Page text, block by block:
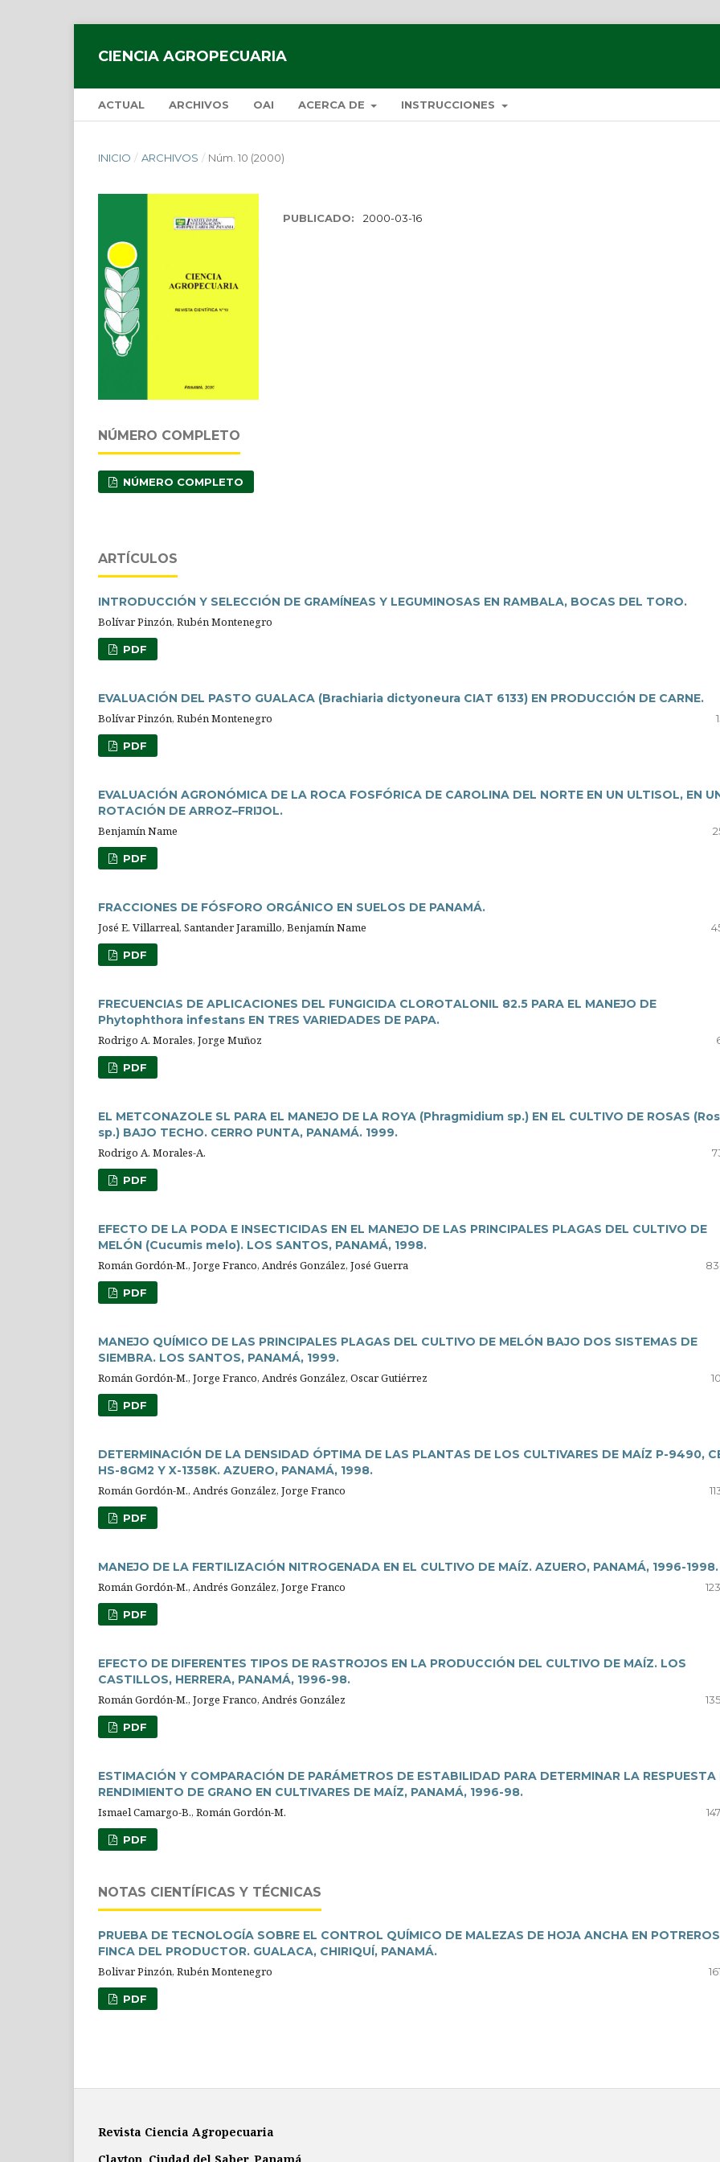
CIENCIA AGROPECUARIA
ACTUAL ARCHIVOS OAI ACERCA DE INSTRUCCIONES
INICIO / ARCHIVOS / Núm. 10 (2000)
PUBLICADO: 2000-03-16
NÚMERO COMPLETO
NÚMERO COMPLETO
ARTÍCULOS
INTRODUCCIÓN Y SELECCIÓN DE GRAMÍNEAS Y LEGUMINOSAS EN RAMBALA, BOCAS DEL TORO.
Bolívar Pinzón, Rubén Montenegro
PDF
EVALUACIÓN DEL PASTO GUALACA (Brachiaria dictyoneura CIAT 6133) EN PRODUCCIÓN DE CARNE.
Bolívar Pinzón, Rubén Montenegro
PDF
EVALUACIÓN AGRONÓMICA DE LA ROCA FOSFÓRICA DE CAROLINA DEL NORTE EN UN ULTISOL, EN
ROTACIÓN DE ARROZ–FRIJOL.
Benjamín Name
PDF
FRACCIONES DE FÓSFORO ORGÁNICO EN SUELOS DE PANAMÁ.
José E. Villarreal, Santander Jaramillo, Benjamín Name
PDF
FRECUENCIAS DE APLICACIONES DEL FUNGICIDA CLOROTALONIL 82.5 PARA EL MANEJO DE
Phytophthora infestans EN TRES VARIEDADES DE PAPA.
Rodrigo A. Morales, Jorge Muñoz
PDF
EL METCONAZOLE SL PARA EL MANEJO DE LA ROYA (Phragmidium sp.) EN EL CULTIVO DE ROSAS
sp.) BAJO TECHO. CERRO PUNTA, PANAMÁ. 1999.
Rodrigo A. Morales-A.
PDF
EFECTO DE LA PODA E INSECTICIDAS EN EL MANEJO DE LAS PRINCIPALES PLAGAS DEL CULTIVO DE
MELÓN (Cucumis melo). LOS SANTOS, PANAMÁ, 1998.
Román Gordón-M., Jorge Franco, Andrés González, José Guerra
PDF
MANEJO QUÍMICO DE LAS PRINCIPALES PLAGAS DEL CULTIVO DE MELÓN BAJO DOS SISTEMAS DE
SIEMBRA. LOS SANTOS, PANAMÁ, 1999.
Román Gordón-M., Jorge Franco, Andrés González, Oscar Gutiérrez
PDF
DETERMINACIÓN DE LA DENSIDAD ÓPTIMA DE LAS PLANTAS DE LOS CULTIVARES DE MAÍZ P-9490,
HS-8GM2 Y X-1358K. AZUERO, PANAMÁ, 1998.
Román Gordón-M., Andrés González, Jorge Franco
PDF
MANEJO DE LA FERTILIZACIÓN NITROGENADA EN EL CULTIVO DE MAÍZ. AZUERO, PANAMÁ, 1996-1998.
Román Gordón-M., Andrés González, Jorge Franco
PDF
EFECTO DE DIFERENTES TIPOS DE RASTROJOS EN LA PRODUCCIÓN DEL CULTIVO DE MAÍZ. LOS
CASTILLOS, HERRERA, PANAMÁ, 1996-98.
Román Gordón-M., Jorge Franco, Andrés González
PDF
ESTIMACIÓN Y COMPARACIÓN DE PARÁMETROS DE ESTABILIDAD PARA DETERMINAR LA RESPUESTA
RENDIMIENTO DE GRANO EN CULTIVARES DE MAÍZ, PANAMÁ, 1996-98.
Ismael Camargo-B., Román Gordón-M.
PDF
NOTAS CIENTÍFICAS Y TÉCNICAS
PRUEBA DE TECNOLOGÍA SOBRE EL CONTROL QUÍMICO DE MALEZAS DE HOJA ANCHA EN
FINCA DEL PRODUCTOR. GUALACA, CHIRIQUÍ, PANAMÁ.
Bolivar Pinzón, Rubén Montenegro
PDF
Revista Ciencia Agropecuaria